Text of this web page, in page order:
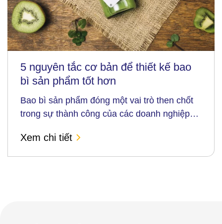
5 nguyên tắc cơ bản để thiết kế bao
bì sản phẩm tốt hơn
Bao bì sản phẩm đóng một vai trò then chốt
trong sự thành công của các doanh nghiệp
Nó không chỉ là một chiếc hộp đựng đơn
thuần mà còn trở thành một công cụ mạnh
Xem chi tiết